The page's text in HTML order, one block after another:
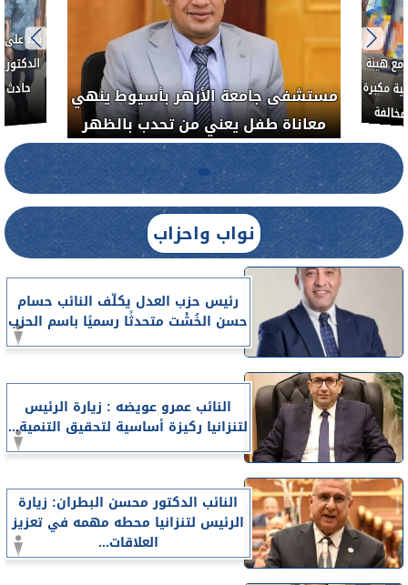
بناءً
حادث
مستشفى جامعة الأزهر بأسيوط ينهي
معاناة طفل يعني من تحدب بالظهر
هيئة
مكبرة
نواب واحزاب
رئيس حزب العدل يكلّف النائب حسام
حسن الخُشْت متحدثًا رسميًا باسم الحزب
النائب عمرو عويضه : زيارة الرئيس
لتنزانيا ركيزة أساسية لتحقيق التنمية...
النائب الدكتور محسن البطران: زيارة
الرئيس لتنزانيا محطه مهمه في تعزيز
العلاقات...